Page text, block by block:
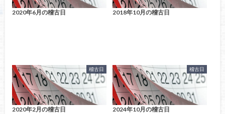
2020年6月の稽古日 2018年10月の稽古日
稽古日
2020年2月の稽古日
稽古日
2024年10月の稽古日